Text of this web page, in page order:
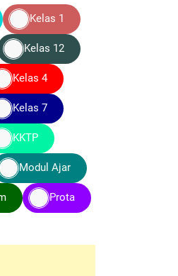
Kelas 1
Kelas 12
Kelas 4
Kelas 7
KKTP
Modul Ajar
Prota